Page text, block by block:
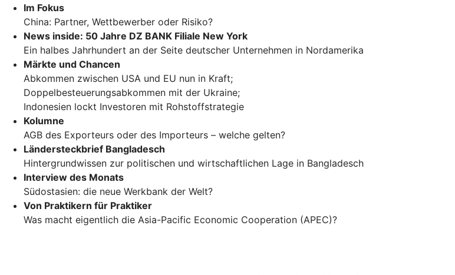
Im Fokus
China: Partner, Wettbewerber oder Risiko?
News inside: 50 Jahre DZ BANK Filiale New York
Ein halbes Jahrhundert an der Seite deutscher Unternehmen in Nordamerika
Märkte und Chancen
Abkommen zwischen USA und EU nun in Kraft;
Doppelbesteuerungsabkommen mit der Ukraine;
Indonesien lockt Investoren mit Rohstoffstrategie
Kolumne
AGB des Exporteurs oder des Importeurs – welche gelten?
Ländersteckbrief Bangladesch
Hintergrundwissen zur politischen und wirtschaftlichen Lage in Bangladesch
Interview des Monats
Südostasien: die neue Werkbank der Welt?
Von Praktikern für Praktiker
Was macht eigentlich die Asia-Pacific Economic Cooperation (APEC)?